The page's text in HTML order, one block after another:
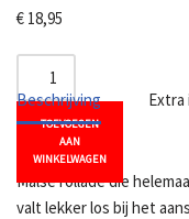
€ 18,95
TOEVOEGEN
AAN
WINKELWAGEN
Beschrijving
Malse rollade die
valt lekker los bij het